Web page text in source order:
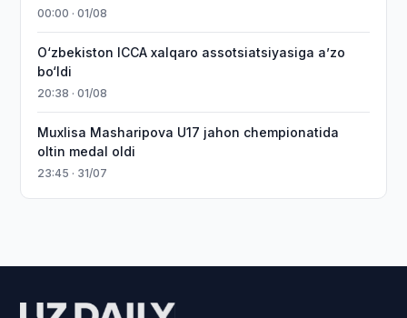
00:00 · 01/08
O‘zbekiston ICCA xalqaro assotsiatsiyasiga aʼzo
bo‘ldi
20:38 · 01/08
Muxlisa Masharipova U17 jahon chempionatida
oltin medal oldi
23:45 · 31/07